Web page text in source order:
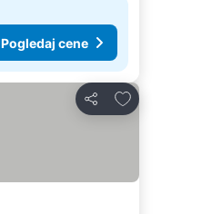
Pogledaj cene
Deli
Dodati u favorite